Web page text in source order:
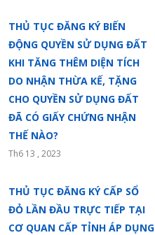
THỦ TỤC ĐĂNG KÝ BIẾN
ĐỘNG QUYỀN SỬ DỤNG ĐẤT
KHI TĂNG THÊM DIỆN TÍCH
DO NHẬN THỪA KẾ, TẶNG
CHO QUYỀN SỬ DỤNG ĐẤT
ĐÃ CÓ GIẤY CHỨNG NHẬN
THẾ NÀO?
Th6 13 , 2023
THỦ TỤC ĐĂNG KÝ CẤP SỔ
ĐỎ LẦN ĐẦU TRỰC TIẾP TẠI
CƠ QUAN CẤP TỈNH ÁP DỤNG